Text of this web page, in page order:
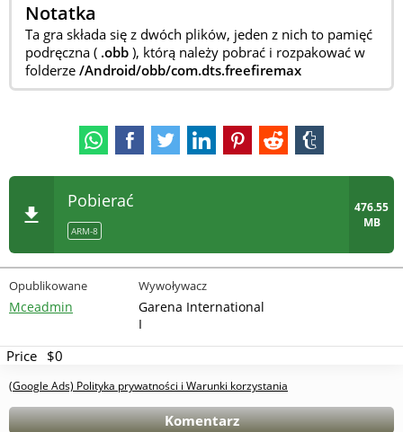
Notatka
Ta gra składa się z dwóch plików, jeden z nich to pamięć
podręczna ( .obb ), którą należy pobrać i rozpakować w
folderze /Android/obb/com.dts.freefiremax
Pobierać
ARM-8
476.55
MB
Opublikowane
Mceadmin
Wywoływacz
Garena International
I
Price $0
(Google Ads) Polityka prywatności i Warunki korzystania
Komentarz